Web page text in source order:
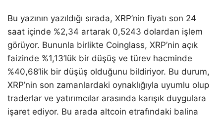
Bu yazının yazıldığı sırada, XRP’nin fiyatı son 24
saat içinde %2,34 artarak 0,5243 dolardan işlem
görüyor. Bununla birlikte Coinglass, XRP’nin açık
faizinde %1,13’lük bir düşüş ve türev hacminde
%40,68’lik bir düşüş olduğunu bildiriyor. Bu durum,
XRP’nin son zamanlardaki oynaklığıyla uyumlu olup
traderlar ve yatırımcılar arasında karışık duygulara
işaret ediyor. Bu arada altcoin etrafındaki balina